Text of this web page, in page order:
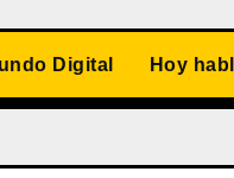
Digital Hoy